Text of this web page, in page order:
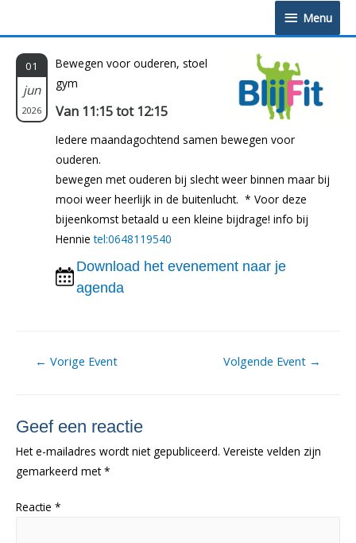
Menu
Menu
01
jun
2026
Bewegen voor ouderen, stoel
gym
Van 11:15 tot 12:15
Iedere maandagochtend samen bewegen voor
ouderen.
bewegen met ouderen bij slecht weer binnen maar bij
mooi weer heerlijk in de buitenlucht. * Voor deze
bijeenkomst betaald u een kleine bijdrage! info bij
Hennietel:0648119540
Download het evenement naar je
agenda
Berichtnavigatie
← Vorige Event Volgende Event →
Geef een reactie
Het e-mailadres wordt niet gepubliceerd. Vereiste velden zijn
gemarkeerd met*
Reactie *